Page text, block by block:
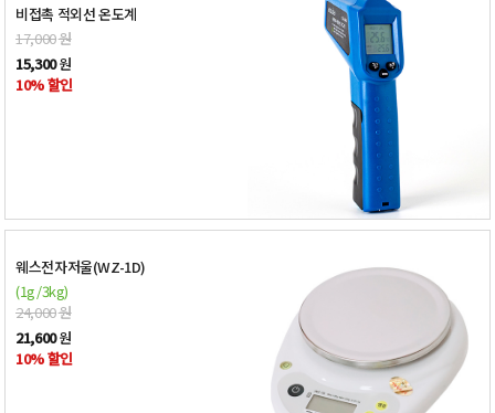
비접촉 적외선 온도계
17,000원
15,300원
10% 할인
웨스전자저울(WZ-1D)
(1g/3kg)
24,000원
21,600원
10% 할인